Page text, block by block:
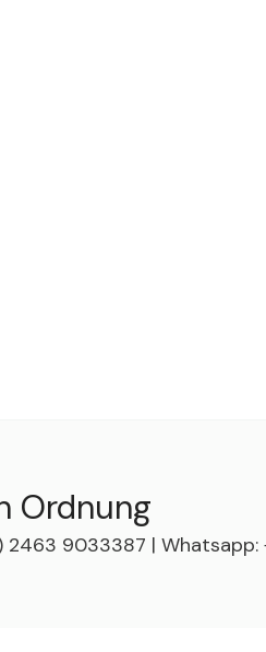
Ordnung
9033387 | Whatsapp: